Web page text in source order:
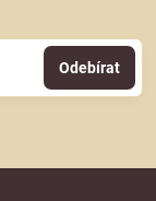
Odebírat